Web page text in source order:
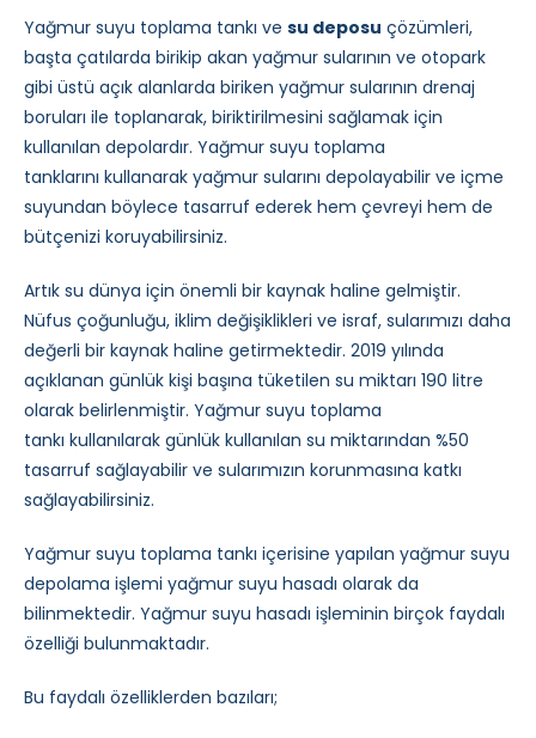
Yağmur suyu toplama tankı ve su deposu çözümleri,
başta çatılarda birikip akan yağmur sularının ve otopark
gibi üstü açık alanlarda biriken yağmur sularının drenaj
boruları ile toplanarak, biriktirilmesini sağlamak için
kullanılan depolardır. Yağmur suyu toplama
tanklarını kullanarak yağmur sularını depolayabilir ve içme
suyundan böylece tasarruf ederek hem çevreyi hem de
bütçenizi koruyabilirsiniz.
Artık su dünya için önemli bir kaynak haline gelmiştir.
Nüfus çoğunluğu, iklim değişiklikleri ve israf, sularımızı daha
değerli bir kaynak haline getirmektedir. 2019 yılında
açıklanan günlük kişi başına tüketilen su miktarı 190 litre
olarak belirlenmiştir. Yağmur suyu toplama
tankı kullanılarak günlük kullanılan su miktarından %50
tasarruf sağlayabilir ve sularımızın korunmasına katkı
sağlayabilirsiniz.
Yağmur suyu toplama tankı içerisine yapılan yağmur suyu
depolama işlemi yağmur suyu hasadı olarak da
bilinmektedir. Yağmur suyu hasadı işleminin birçok faydalı
özelliği bulunmaktadır.
Bu faydalı özelliklerden bazıları;